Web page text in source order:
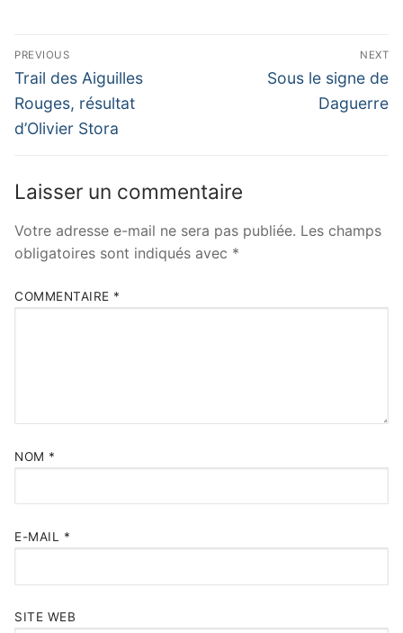
Navigation
de
l’article
PREVIOUS
Previous
post:
Trail des Aiguilles
Rouges, résultat
d’Olivier Stora
NEXT
Next
Sous le signe de
Daguerre
Laisser un commentaire
Votre adresse e-mail ne sera pas publiée. Les champs
obligatoires sont indiqués avec *
COMMENTAIRE *
NOM *
E-MAIL *
SITE WEB